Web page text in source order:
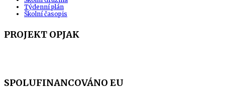
Týdenní plán
Školní časopis
PROJEKT OPJAK
SPOLUFINANCOVÁNO EU